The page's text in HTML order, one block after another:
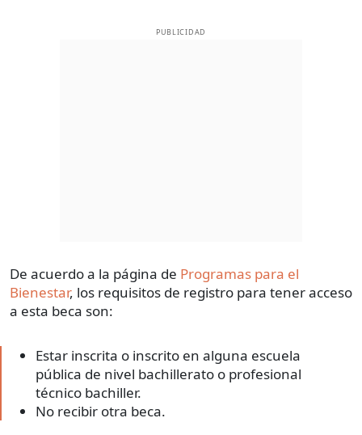
PUBLICIDAD
De acuerdo a la página de Programas para el
Bienestar, los requisitos de registro para tener acceso
a esta beca son:
Estar inscrita o inscrito en alguna escuela
pública de nivel bachillerato o profesional
técnico bachiller.
No recibir otra beca.